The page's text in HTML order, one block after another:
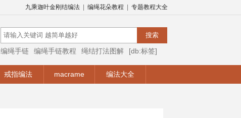
九乘迦叶金刚结编法 编绳花朵教程 专题教程大全
编绳手链 编绳手链教程 绳结打法图解
[db:标签]
戒指编法 macrame 编法大全